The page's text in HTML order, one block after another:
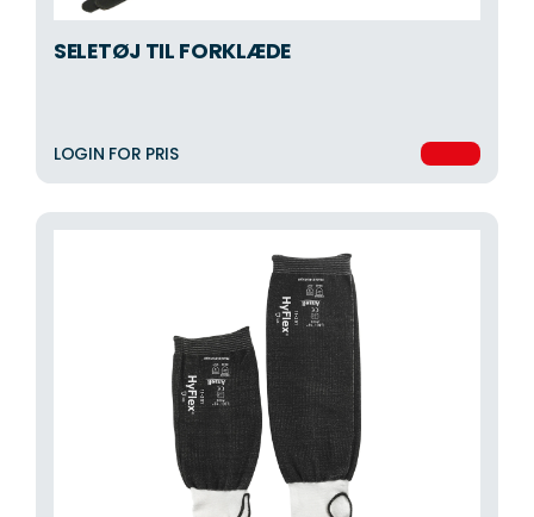
SELETØJ TIL FORKLÆDE
LOGIN FOR PRIS